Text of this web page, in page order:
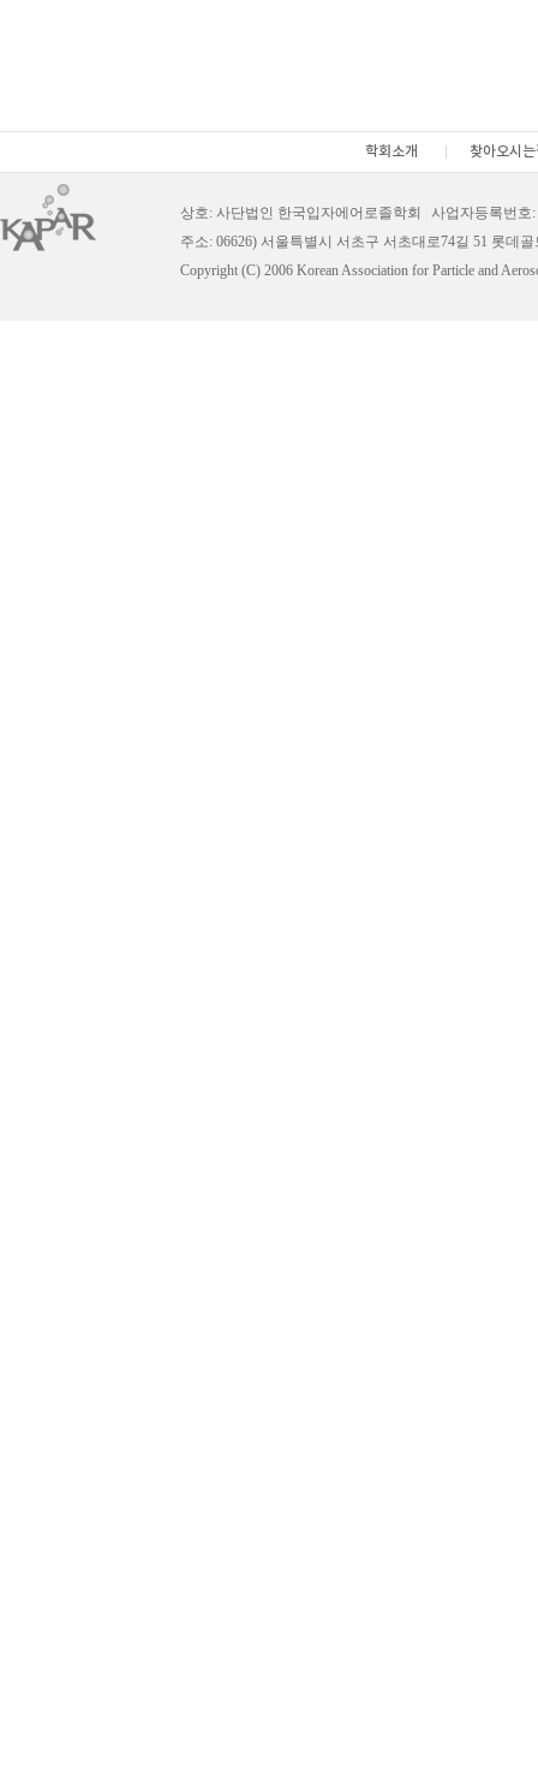
학회소개 찾아오시는
상호: 사단법인 한국입자에어로졸학회
사업자등록번호
주소: 06626) 서울특별시 서초구 서초대로74길 51 롯데
Copyright (C) 2006 Korean Association for Particle and